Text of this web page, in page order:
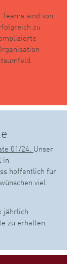
sind von
zu
01/24. Unser
in
hoffentlich für
viel
jährlich
zu erhalten.